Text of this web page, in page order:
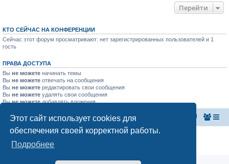
Этот сайт использует cookies для
обеспечения своей корректной работы.
Подробнее
Перейти
КТО СЕЙЧАС НА КОНФЕРЕНЦИИ
Сейчас этот форум просматривают: нет зарегистрированных пользователей и 1
гость
ПРАВА ДОСТУПА
Вы не можете начинать темы
Вы не можете отвечать на сообщения
Вы не можете редактировать свои сообщения
Вы не можете удалять свои сообщения
Выне можетедобавлять вложения
Главная страница Список форумов
Конфиденциальность |